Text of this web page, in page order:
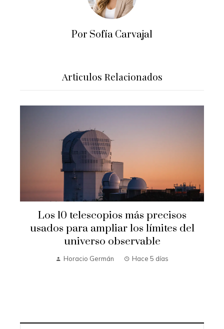
Por Sofía Carvajal
Articulos Relacionados
Los 10 telescopios más precisos
usados para ampliar los límites del
universo observable
Horacio Germán Hace 5 días